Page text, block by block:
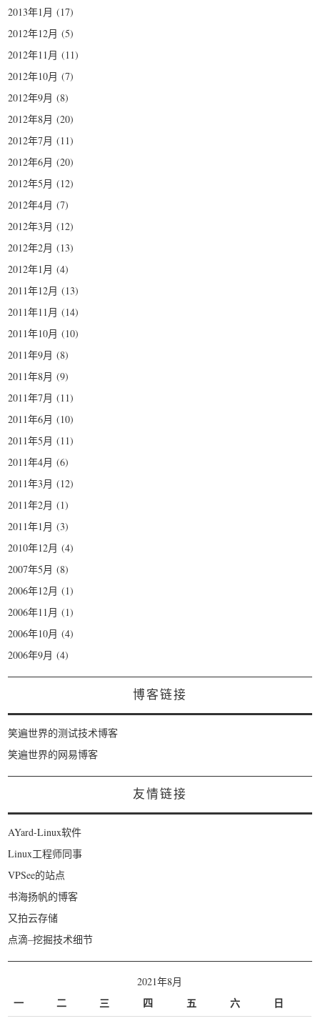
2013年1月 (17)
2012年12月 (5)
2012年11月 (11)
2012年10月 (7)
2012年9月 (8)
2012年8月 (20)
2012年7月 (11)
2012年6月 (20)
2012年5月 (12)
2012年4月 (7)
2012年3月 (12)
2012年2月 (13)
2012年1月 (4)
2011年12月 (13)
2011年11月 (14)
2011年10月 (10)
2011年9月 (8)
2011年8月 (9)
2011年7月 (11)
2011年6月 (10)
2011年5月 (11)
2011年4月 (6)
2011年3月 (12)
2011年2月 (1)
2011年1月 (3)
2010年12月 (4)
2007年5月 (8)
2006年12月 (1)
2006年11月 (1)
2006年10月 (4)
2006年9月 (4)
博客链接
笑遍世界的测试技术博客
笑遍世界的网易博客
友情链接
AYard-Linux软件
Linux工程师同事
VPSee的站点
书海扬帆的博客
又拍云存储
点滴–挖掘技术细节
2021年8月
一 二 三 四 五 六 日